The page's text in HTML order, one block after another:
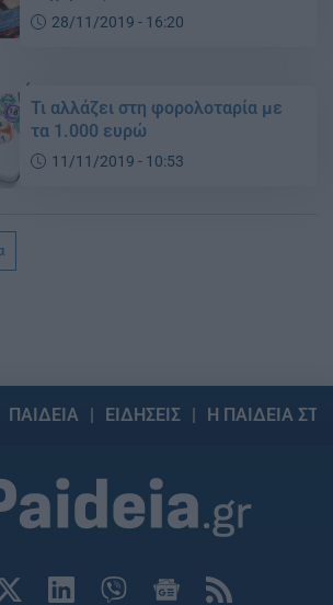
28/11/2019 - 16:20
Τι αλλάζει στη φορολοταρία με
τα 1.000 ευρώ
11/11/2019 - 10:53
ΠΑΙΔΕΙΑ ΕΙΔΗΣΕΙΣ Η ΠΑΙΔΕΙΑ